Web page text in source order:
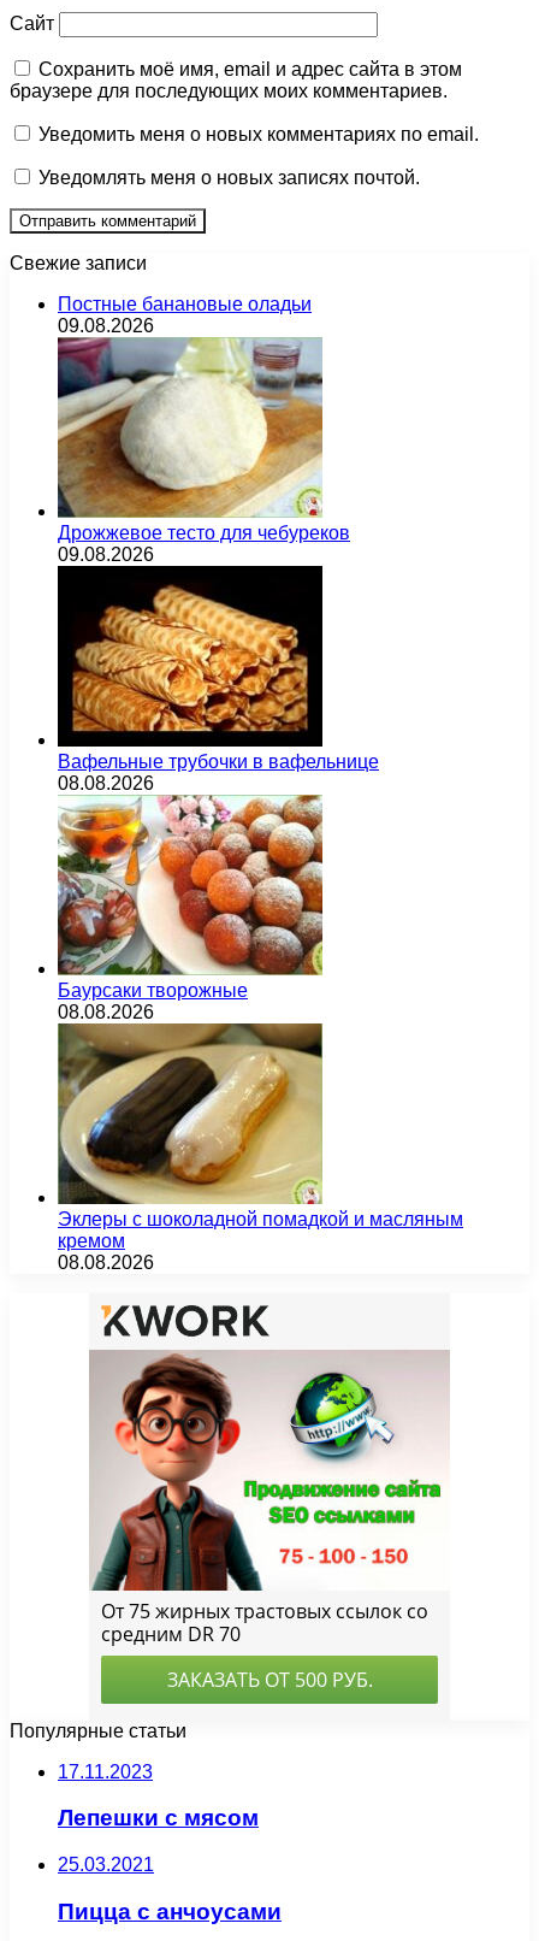
Сайт
Сохранить моё имя, email и адрес сайта в этом
браузере для последующих моих комментариев.
Уведомить меня о новых комментариях по email.
Уведомлять меня о новых записях почтой.
Свежие записи
Постные банановые оладьи
09.08.2026
Дрожжевое тесто для чебуреков
09.08.2026
Вафельные трубочки в вафельнице
08.08.2026
Баурсаки творожные
08.08.2026
Эклеры с шоколадной помадкой и масляным
кремом
08.08.2026
Популярные статьи
17.11.2023
Лепешки с мясом
25.03.2021
Пицца с анчоусами